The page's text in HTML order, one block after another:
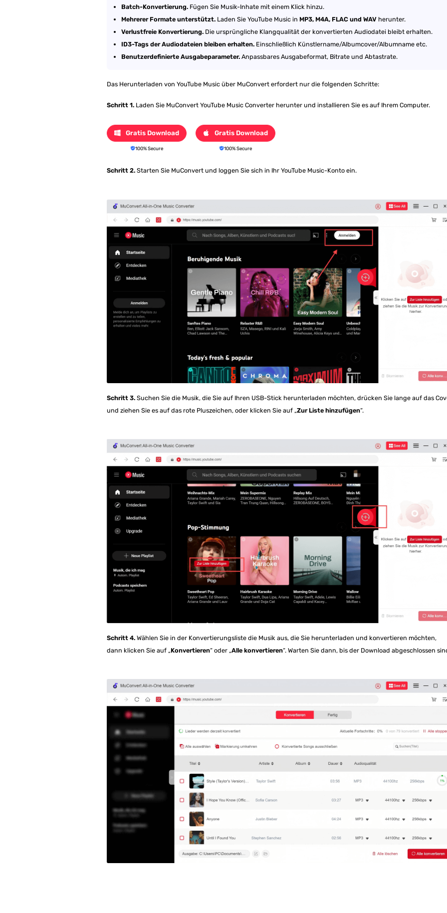
Batch-Konvertierung.Fügen Sie Musik-Inhate mit einem Klick hinzu.
Mehrerer Formate unterstützt.Laden Sie YouTube Music in MP3, M4A, FLAC und WAVherunter.
Verlustfreie Konvertierung.Die ursprüngliche Klangqualität der konvertierten Audiodatei bleibt erhalten.
ID3-Tags der Audiodateien bleiben erhalten.Einschließlich Künstlername/Albumcover/Albumname etc.
Benutzerdefinierte Ausgabeparameter.Anpassbares Ausgabeformat, Bitrate und Abtastrate.
Das Herunterladen von YouTube Music über MuConvert erfordert nur die folgenden Schritte:
Schritt 1. Laden Sie MuConvert YouTube Music Converter herunter und installieren Sie es auf Ihrem Computer.
Gratis Download
100% Secure
Gratis Download
100% Secure
Schritt 2. Starten Sie MuConvert und loggen Sie sich in Ihr YouTube Music-Konto ein.
Schritt 3. Suchen Sie die Musik, die Sie auf Ihren USB-Stick herunterladen möchten, drücken Sie lange auf das
und ziehen Sie es auf das rote Pluszeichen, oder klicken Sie auf „Zur Liste hinzufügen“.
Schritt 4. Wählen Sie in der Konvertierungsliste die Musik aus, die Sie herunterladen und konvertieren möchten,
dann klicken Sie auf „Konvertieren“ oder „Alle konvertieren“. Warten Sie dann, bis der Download abgeschlossen